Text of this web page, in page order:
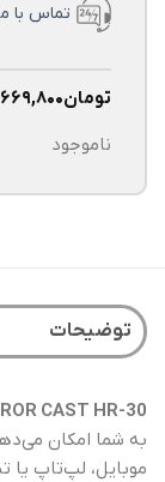
تماس با
تومان
ناموجود
توضیحات
CAST HR-30
به شما امکان
موبایل، لپ‌تاپ یا